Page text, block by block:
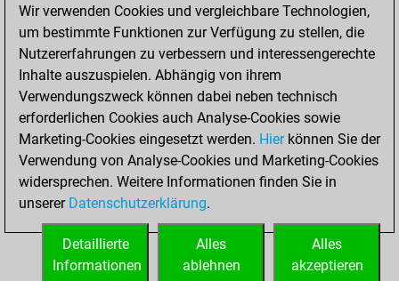
You created
your Fritz account
Fritz
played 3 blitz games
Play
You
scored +1 =0 -2 in
blitz
You created
your Studies account
Studies
Wir verwenden Cookies und vergleichbare Technologien,
um bestimmte Funktionen zur Verfügung zu stellen, die
Nutzererfahrungen zu verbessern und interessengerechte
Inhalte auszuspielen. Abhängig von ihrem
Verwendungszweck können dabei neben technisch
erforderlichen Cookies auch Analyse-Cookies sowie
Marketing-Cookies eingesetzt werden. Hierkönnen Sie der
Verwendung von Analyse-Cookies und Marketing-Cookies
widersprechen. Weitere Informationen finden Sie in
unserer Datenschutzerklärung.
Alles
akzeptieren
Alles
ablehnen
Detaillierte
Informationen